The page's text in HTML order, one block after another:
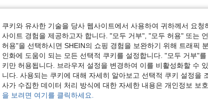
도움이 됨
리뷰 더 보기
쿠키와 유사한 기술을 당사 웹사이트에서 사용하여 귀하께서 요
사이트 경험을 제공하고자 합니다. "모두 거부", "모두 허용" 또는
허용"을 선택하시면 SHEIN의 쇼핑 경험을 보완하기 위해 트래픽
인화에 도움이 되는 모든 선택적 쿠키를 설정합니다. "모두 거부"
키만 허용됩니다. 브라우저 설정을 변경하여 이를 비활성화할 수
니다. 사용되는 쿠키에 대해 자세히 알아보고 선택적 쿠키 설정을
사가 수집한 데이터 처리 방식에 대한 자세한 내용은 개인정보 보
을 보려면 여기를 클릭하세요.